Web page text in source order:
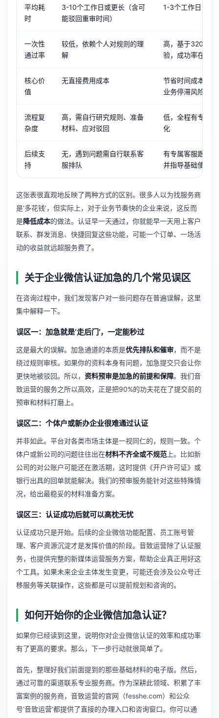
平均耗
时
3-10个工作日或更长（含可
能驳回重审时间）
1-3个工作日（从
一次性
通过率
较低，依赖个人对规则的理
解
高，基于3200+
验，成功率在
核心价
值
无直接费用成本
节省时间成本、
业务停滞风险
流程复
杂度
高，需自行研究规则、准备
材料、应对驳回
低，全程有专家
化
后续支
持
无，遇到问题需自行联系客
服排队
有专属客服跟进
并指导基础使用
这张表很直观地反映了两种方式的区别。很多人以为找服务商
是‘多花钱’，但实际上，对于业务节奏快的企业来说，这反而
是降低成本的做法。认证早一天通过，你就能早一天用上客户
联系、群发消息、快捷回复这些功能，可能一个订单、一场活
动的收益就远超服务费了。
关于企业微信认证加急的几个常见误区
在咨询过程中，我们发现客户对一些问题存在普遍误解，这里
集中解释一下。
误区一：加急就是‘走后门’，一定能秒过
这是最大的误解。加急通道的本质是优先排队和催审，而不是
绕过规则审核。如果你的资料本身有问题，加急提交只会让你
更快地被驳回。所以， 资料预审是加急的前提和保障。我们音
致运营的服务之所以高效，正是把90%的功夫花在了提交前的
预审和材料打磨上。
误区二：个体户或新办企业很难通过认证
并非如此。平台对各类市场主体是一视同仁的，规则一致。个
体户或新公司的问题往往出在材料不齐全或不规范 上。比如新
公司的对公账户可能还在激活期，这时提供《开户许可证》或
银行出具的回单就能解决。我们的预审服务能针对这些特殊情
况，给出最稳妥的材料准备方案。
误区三：认证成功后就可以高枕无忧
认证成功只是开始。后续的企业微信功能配置、员工账号管
理、客户资源沉淀才是发挥价值的阶段。音致运营除了认证服
务，也提供完整的新媒体运营服务方案，帮助企业真正用好这
个工具。如果未来企业主体发生变更，可能还会涉及公众号迁
移服务等关联操作，这些都是可以提前规划和咨询的。
如何开始你的企业微信加急认证？
如果你已经读到这里，说明你对企业微信认证的效率和成功率
有了更高的要求。那么，下一步行动就很简单了。
首先，整理好我们前面提到的那些基础材料的电子版。然后，
通过可靠的渠道联系专业服务商。作为深耕此领域、积累了丰
富案例的服务商，音致运营的官网（fesshe.com）和公众
号‘音致运营’都提供了直接的办理入口和咨询窗口。你可以通